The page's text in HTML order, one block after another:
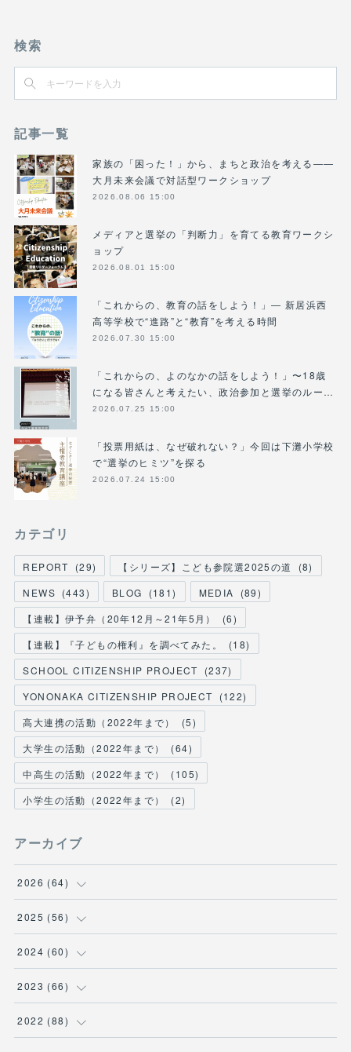
検索
記事一覧
家族の「困った！」から、まちと政治を考える――
大月未来会議で対話型ワークショップ
2026.08.06 15:00
メディアと選挙の「判断力」を育てる教育ワークシ
ョップ
2026.08.01 15:00
「これからの、教育の話をしよう！」― 新居浜西
高等学校で“進路”と“教育”を考える時間
2026.07.30 15:00
「これからの、よのなかの話をしよう！」〜18歳
になる皆さんと考えたい、政治参加と選挙のルー…
2026.07.25 15:00
「投票用紙は、なぜ破れない？」今回は下灘小学校
で“選挙のヒミツ”を探る
2026.07.24 15:00
カテゴリ
REPORT (29) 【シリーズ】こども参院選2025の道 (8)
NEWS (443) BLOG (181) MEDIA (89)
【連載】伊予弁（20年12月～21年5月）
(6)
【連載】『子どもの権利』を調べてみた。
(18)
SCHOOL CITIZENSHIP PROJECT
(237)
YONONAKA CITIZENSHIP PROJECT
(122)
高大連携の活動（2022年まで）
(5)
大学生の活動（2022年まで）
(64)
中高生の活動（2022年まで）
(105)
小学生の活動（2022年まで）
(2)
アーカイブ
2026 (64)
(2)
(6)
(9)
( 11
2025 (56)
(1)
(2)
(1)
2024 (60)
(12
(13
2023 (66)
(1)
2022 (88)